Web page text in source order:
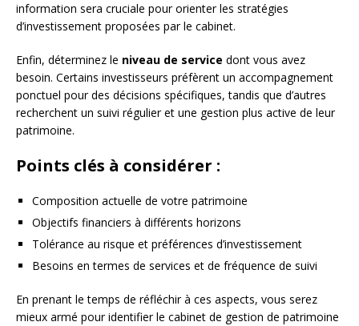
information sera cruciale pour orienter les stratégies
d’investissement proposées par le cabinet.
Enfin, déterminez le niveau de service dont vous avez
besoin. Certains investisseurs préfèrent un accompagnement
ponctuel pour des décisions spécifiques, tandis que d’autres
recherchent un suivi régulier et une gestion plus active de leur
patrimoine.
Points clés à considérer :
Composition actuelle de votre patrimoine
Objectifs financiers à différents horizons
Tolérance au risque et préférences d’investissement
Besoins en termes de services et de fréquence de suivi
En prenant le temps de réfléchir à ces aspects, vous serez
mieux armé pour identifier le cabinet de gestion de patrimoine